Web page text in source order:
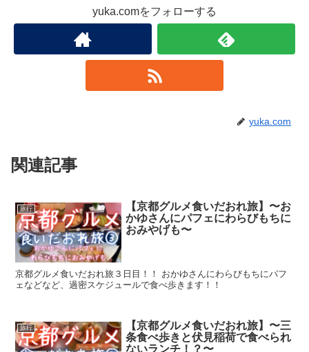
yuka.comをフォローする
yuka.com
関連記事
旅行
【京都グルメ食いだおれ旅】〜お
かゆさんにパフェにわらびもちに
おみやげも〜
京都グルメ食いだおれ旅３日目！！ おかゆさんにわらびもちにパフ
ェなどなど、過密スケジュールで食べ歩きます！！
旅行
【京都グルメ食いだおれ旅】〜三
条食べ歩きと伏見稲荷で食べられ
ないランチ！？〜